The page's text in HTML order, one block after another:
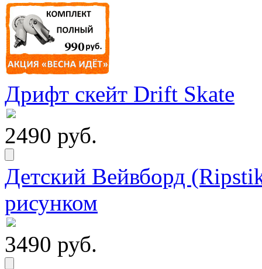
Дрифт скейт Drift Skate
2490 руб.
Детский Вейвборд
рисунком
3490 руб.